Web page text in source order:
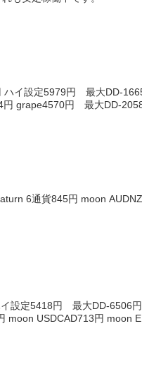
イ設定5979円 最大DD-
grape4570円 最大DD-
6通貨845円 moon
設定5418円 最大DD-6506
USDCAD713円 moon